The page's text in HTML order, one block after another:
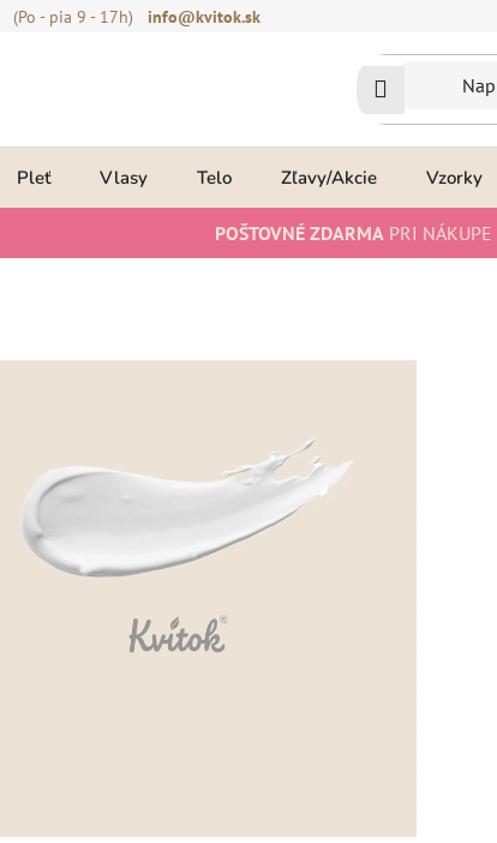
(Po - pia 9 - 17h) info@kvitok.sk
Pleť Vlasy Telo Zľavy/Akcie Vzorky
POŠTOVNÉ ZDARMA PRI NÁKUPE